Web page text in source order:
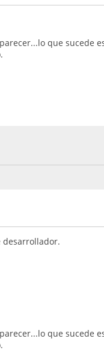
que sucede
desarrollador.
que sucede